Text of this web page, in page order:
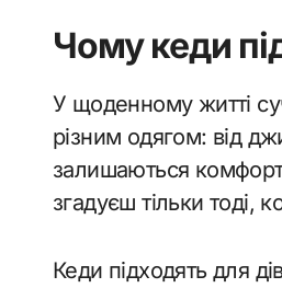
Чому кеди
У щоденному житті
різним одягом: від
залишаються
згадуєш тільки тоді,
Кеди підходять для